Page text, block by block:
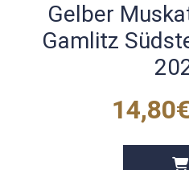
Gelber
Gamlitz
14,80€